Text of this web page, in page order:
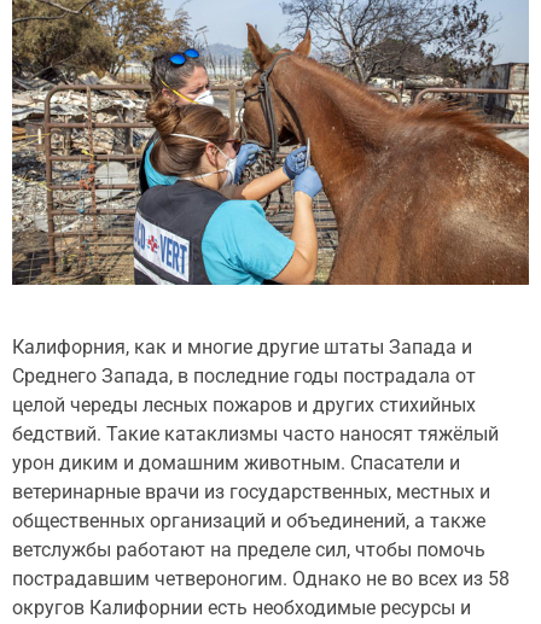
Калифорния, как и многие другие штаты Запада и
Среднего Запада, в последние годы пострадала от
целой череды лесных пожаров и других стихийных
бедствий. Такие катаклизмы часто наносят тяжёлый
урон диким и домашним животным. Спасатели и
ветеринарные врачи из государственных, местных и
общественных организаций и объединений, а также
ветслужбы работают на пределе сил, чтобы помочь
пострадавшим четвероногим. Однако не во всех из 58
округов Калифорнии есть необходимые ресурсы и